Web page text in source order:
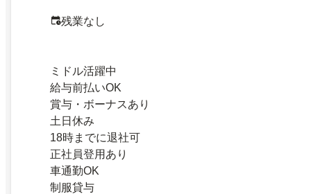
残業なし
ミドル活躍中
給与前払いOK
賞与・ボーナスあり
土日休み
18時までに退社可
正社員登用あり
車通勤OK
制服貸与